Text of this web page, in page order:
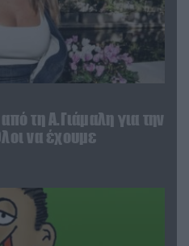
τη Α.Γιάμαλη για την
να έχουμε